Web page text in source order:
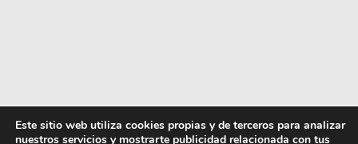
Este sitio web utiliza cookies propias y de terceros para analizar
nuestros servicios y mostrarte publicidad relacionada con tus